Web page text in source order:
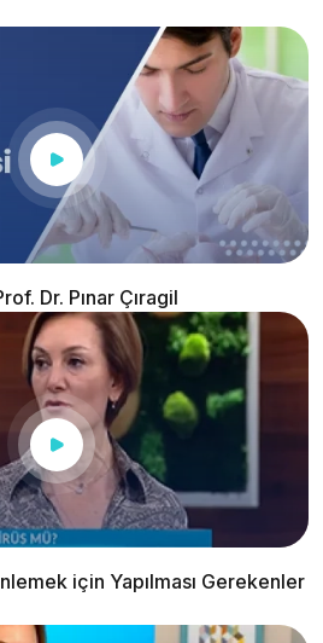
Dr. Pınar Çıragil
için Yapılması Gerekenler